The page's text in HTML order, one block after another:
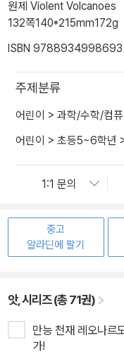
원제 Violent Volcanoes
132쪽140*215mm172g
ISBN 9788934998693
주제분류
어린이 > 과학/수학/컴퓨
어린이 > 초등5~6학년
중고
알라딘에 팔기
앗, 시리즈 (총 71권)
만능 천재 레오나르
가!